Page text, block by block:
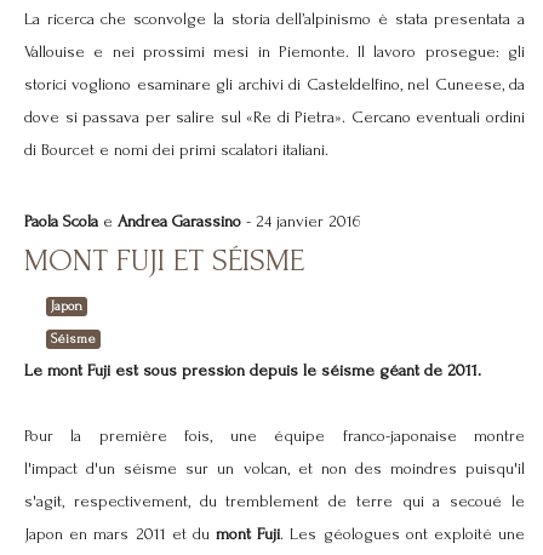
La ricerca che sconvolge la storia dell’alpinismo è stata presentata a
Vallouise e nei prossimi mesi in Piemonte. Il lavoro prosegue: gli
storici vogliono esaminare gli archivi di Casteldelfino, nel Cuneese, da
dove si passava per salire sul «Re di Pietra». Cercano eventuali ordini
di Bourcet e nomi dei primi scalatori italiani.
Paola Scola e Andrea Garassino - 24 janvier 2016
MONT FUJI ET SÉISME
Japon
Séisme
Le mont Fuji est sous pression depuis le séisme géant de 2011.
Pour la première fois, une équipe franco-japonaise montre
l'impact d'un séisme sur un volcan, et non des moindres puisqu'il
s'agit, respectivement, du tremblement de terre qui a secoué le
Japon en mars 2011 et du mont Fuji. Les géologues ont exploité une